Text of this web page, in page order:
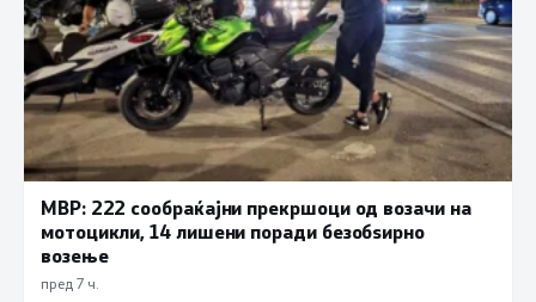
МВР: 222 сообраќајни прекршоци од возачи на
мотоцикли, 14 лишени поради безобѕирно
возење
пред 7 ч.